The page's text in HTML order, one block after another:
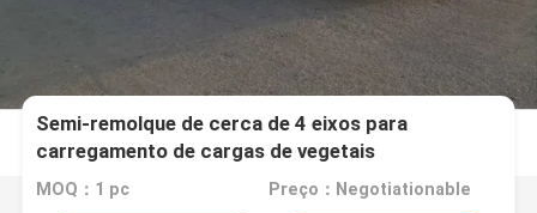
Semi-remolque de cerca de 4 eixos para
carregamento de cargas de vegetais
MOQ：1 pc Preço：Negotiationable